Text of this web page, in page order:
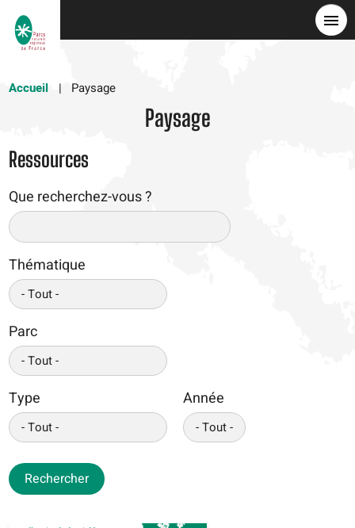
Accueil
Paysage
Paysage
Ressources
Que recherchez-vous ?
Thématique
Parc
Type Année
Rechercher